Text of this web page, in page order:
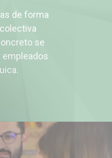
de forma
se
empleados